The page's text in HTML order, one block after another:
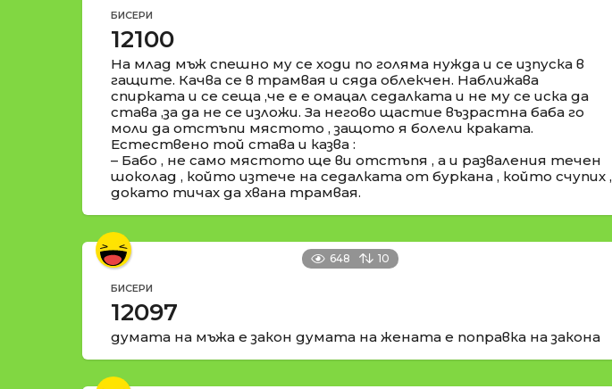
БИСЕРИ
12100
На млад мъж спешно му се ходи по голяма нужда и се изпуска в
гащите. Качва се в трамвая и сяда облекчен. Наближава
спирката и се сеща ,че е е омацал седалката и не му се иска да
става ,за да не се изложи. За негово щастие възрастна баба го
моли да отстъпи мястото , защото я болели краката.
Естествено той става и казва :
– Бабо , не само мястото ще ви отстъпя , а и разваления течен
шоколад , който изтече на седалката от буркана , който счупих ,
докато тичах да хвана трамвая.
648 10
БИСЕРИ
12097
думата на мъжа е закон думата на жената е поправка на закона